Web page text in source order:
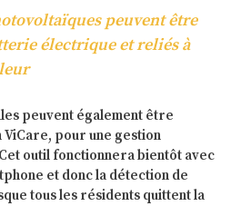
peuvent être
électrique et reliés à
peuvent également être
pour une gestion
outil fonctionnera bientôt avec
et donc la détection de
tous les résidents quittent la